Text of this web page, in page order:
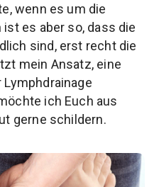
wenn es um die
es aber so, dass die
sind, erst recht die
mein Ansatz, eine
ich Euch aus
gerne schildern.